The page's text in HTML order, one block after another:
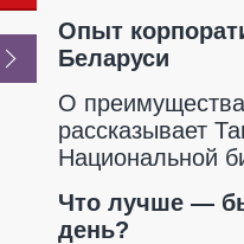
Опыт
Беларуси
О
рассказывает
Национальной
Что лучше —
день?